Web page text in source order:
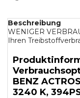
Beschreibung
WENIGER
Ihren
BENZ
3240 K,